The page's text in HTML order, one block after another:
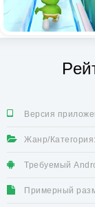
Версия
Жанр/Категория:
Требуемый
Примерный